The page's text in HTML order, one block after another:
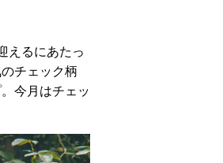
えるにあたっ
チェック柄
今月はチェッ